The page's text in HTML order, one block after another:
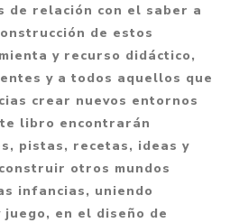
de relación con el saber a
de estos
y recurso didáctico,
y a todos aquellos que
crear nuevos entornos
libro encontrarán
pistas, recetas, ideas y
otros mundos
infancias, uniendo
en el diseño de